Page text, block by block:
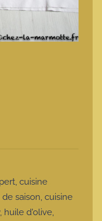
, cuisine
saison, cuisine
, huile d'olive,